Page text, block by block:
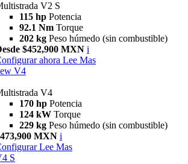
V2 S
115 hp Potencia
92.1 Nm Torque
202 kg Peso húmedo (sin combustible)
$452,900 MXN i
ahora Lee Mas
V4
V4
170 hp Potencia
124 kW Torque
229 kg Peso húmedo (sin combustible)
MXN i
Lee Mas
S